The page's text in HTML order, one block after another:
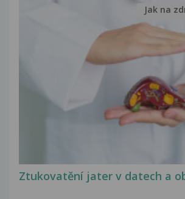
Ztukovatění jater v datech a
Jak na